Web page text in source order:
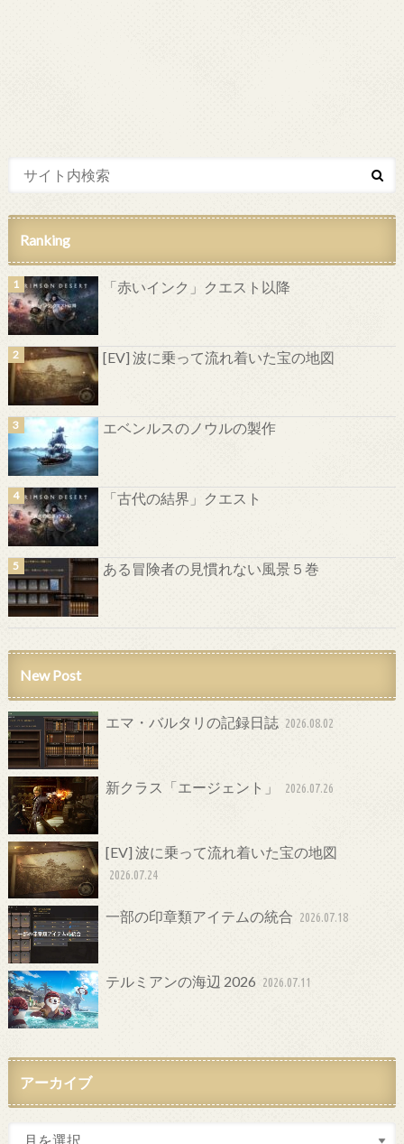
Ranking
「赤いインク」クエスト以降
[EV] 波に乗って流れ着いた宝の地図
エベンルスのノウルの製作
「古代の結界」クエスト
ある冒険者の見慣れない風景５巻
New Post
エマ・バルタリの記録日誌 2026.08.02
新クラス「エージェント」 2026.07.26
[EV] 波に乗って流れ着いた宝の地図
2026.07.24
一部の印章類アイテムの統合 2026.07.18
テルミアンの海辺 2026 2026.07.11
アーカイブ